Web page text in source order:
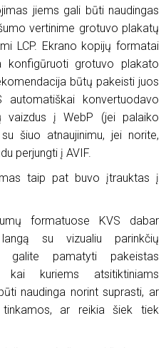
jiems gali būti naudingas
vertinime grotuvo plakatų
LCP. Ekrano kopijų formatai
grotuvo plakato
būtų pakeisti juos
automatiškai konvertuodavo
vaizdus į WebP (jei palaiko
šiuo atnaujinimu, jei norite,
perjungti į AVIF.
taip pat buvo įtrauktas į
formatuose KVS dabar
su vizualiu parinkčių
galite pamatyti pakeistas
kai kuriems atsitiktiniams
naudinga norint suprasti, ar
ar reikia šiek tiek